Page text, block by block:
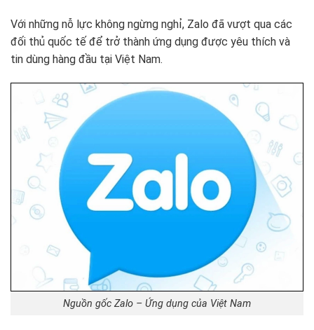
Với những nỗ lực không ngừng nghỉ, Zalo đã vượt qua các
đối thủ quốc tế để trở thành ứng dụng được yêu thích và
tin dùng hàng đầu tại Việt Nam.
Nguồn gốc Zalo – Ứng dụng của Việt Nam